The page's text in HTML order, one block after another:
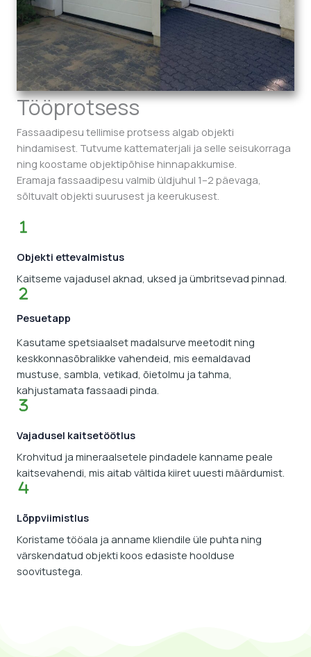
Tööprotsess
Fassaadipesu tellimise protsess algab objekti
hindamisest. Tutvume kattematerjali ja selle seisukorraga
ning koostame objektipõhise hinnapakkumise.
Eramaja fassaadipesu valmib üldjuhul 1–2 päevaga,
sõltuvalt objekti suurusest ja keerukusest.
Objekti ettevalmistus
Kaitseme vajadusel aknad, uksed ja ümbritsevad pinnad.
Pesuetapp
Kasutame spetsiaalset madalsurve meetodit ning
keskkonnasõbralikke vahendeid, mis eemaldavad
mustuse, sambla, vetikad, õietolmu ja tahma,
kahjustamata fassaadi pinda.
Vajadusel kaitsetöötlus
Krohvitud ja mineraalsetele pindadele kanname peale
kaitsevahendi, mis aitab vältida kiiret uuesti määrdumist.
Lõppviimistlus
Koristame tööala ja anname kliendile üle puhta ning
värskendatud objekti koos edasiste hoolduse
soovitustega.